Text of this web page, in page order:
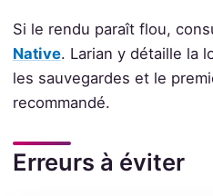
Si le rendu paraît flou,
Native. Larian y détaille la
les sauvegardes et le
recommandé.
Erreurs à éviter